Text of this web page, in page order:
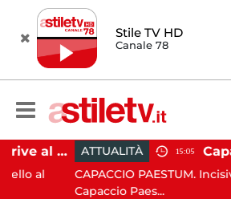
Stile TV HD
Canale 78
Paestum, Codacons scrive al ministro Giuli: "Rilanciare scavi dell'Anfiteatro nell'area archeologica" ATTUALITÀ 15:05
CAPACCIO PAESTUM. Incisiva
Capaccio Paes...